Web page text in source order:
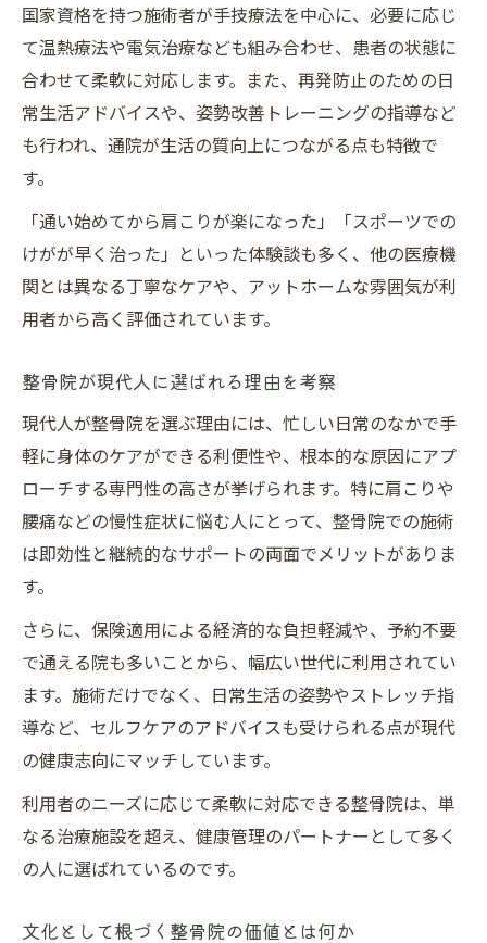
国家資格を持つ施術者が手技療法を中心に、必要に応じ
て温熱療法や電気治療なども組み合わせ、患者の状態に
合わせて柔軟に対応します。また、再発防止のための日
常生活アドバイスや、姿勢改善トレーニングの指導など
も行われ、通院が生活の質向上につながる点も特徴で
す。
「通い始めてから肩こりが楽になった」「スポーツでの
けがが早く治った」といった体験談も多く、他の医療機
関とは異なる丁寧なケアや、アットホームな雰囲気が利
用者から高く評価されています。
整骨院が現代人に選ばれる理由を考察
現代人が整骨院を選ぶ理由には、忙しい日常のなかで手
軽に身体のケアができる利便性や、根本的な原因にアプ
ローチする専門性の高さが挙げられます。特に肩こりや
腰痛などの慢性症状に悩む人にとって、整骨院での施術
は即効性と継続的なサポートの両面でメリットがありま
す。
さらに、保険適用による経済的な負担軽減や、予約不要
で通える院も多いことから、幅広い世代に利用されてい
ます。施術だけでなく、日常生活の姿勢やストレッチ指
導など、セルフケアのアドバイスも受けられる点が現代
の健康志向にマッチしています。
利用者のニーズに応じて柔軟に対応できる整骨院は、単
なる治療施設を超え、健康管理のパートナーとして多く
の人に選ばれているのです。
文化として根づく整骨院の価値とは何か